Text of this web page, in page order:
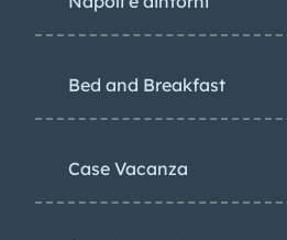
Bed and Breakfast
Case Vacanza